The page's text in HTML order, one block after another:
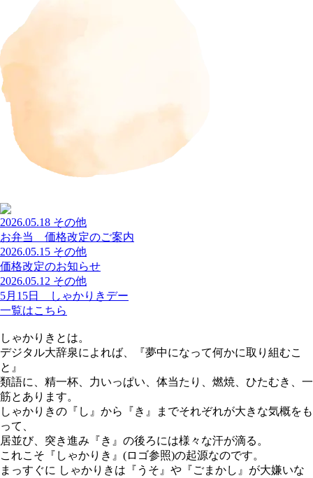
2026.05.18 その他
お弁当 価格改定のご案内
2026.05.15 その他
価格改定のお知らせ
2026.05.12 その他
5月15日 しゃかりきデー
一覧はこちら
しゃかりきとは。
デジタル大辞泉によれば、『夢中になって何かに取り組むこ
と』
類語に、精一杯、力いっぱい、体当たり、燃焼、ひたむき、一
筋とあります。
しゃかりきの『し』から『き』までそれぞれが大きな気概をも
って、
居並び、突き進み『き』の後ろには様々な汗が滴る。
これこそ『しゃかりき』(ロゴ参照)の起源なのです。
まっすぐに しゃかりきは『うそ』や『ごまかし』が大嫌いな